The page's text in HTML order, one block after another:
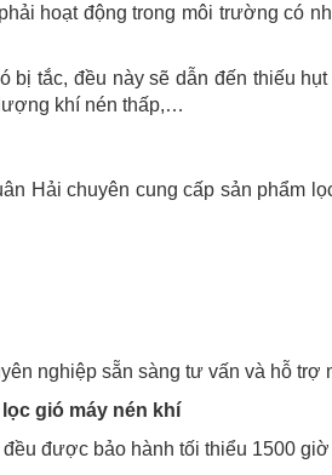
hoạt động trong môi trường có
bị tắc, đều này sẽ dẫn đến thiếu
khí nén thấp,…
Hải chuyên cung cấp sản phẩm
nghiệp sẵn sàng tư vấn và hỗ trợ
lọc gió máy nén khí
được bảo hành tối thiểu 1500 giờ